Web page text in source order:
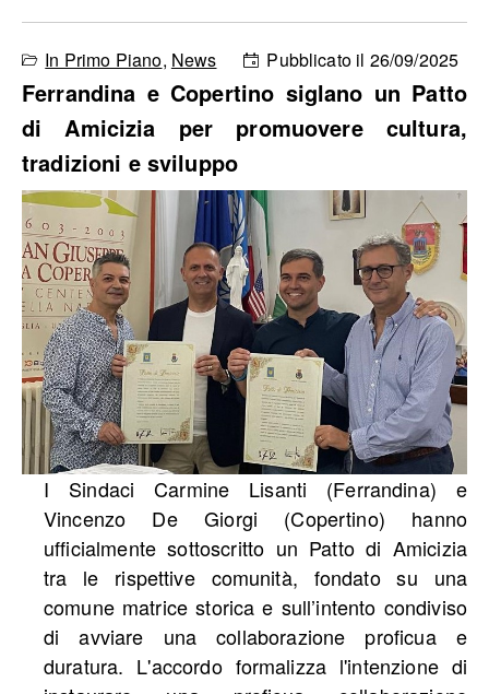
In Primo Piano, News Pubblicato il 26/09/2025
Ferrandina e Copertino siglano un Patto
di Amicizia per promuovere cultura,
tradizioni e sviluppo
I Sindaci Carmine Lisanti (Ferrandina) e
Vincenzo De Giorgi (Copertino) hanno
ufficialmente sottoscritto un Patto di Amicizia
tra le rispettive comunità, fondato su una
comune matrice storica e sull’intento condiviso
di avviare una collaborazione proficua e
duratura. L'accordo formalizza l'intenzione di